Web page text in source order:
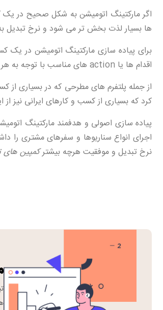
اگر مارکتینگ اتومیشن به شکل صحیح در یک
ها بسیار لذت بخش تر می شود و نرخ تبدیل
برای پیاده سازی مارکتینگ اتومیشن در یک
اقدام ها یا action های مناسب با توجه به هر سفر مشتری هستید.
کرد که بسیاری از کسب و کارهای ایرانی نیز از
پیاده سازی اصولی و هدفمند مارکتینگ
اجرای انواع سناریوها و سفرهای مشتری را
نرخ تبدیل و موفقیت هرچه بیشترکمپین های